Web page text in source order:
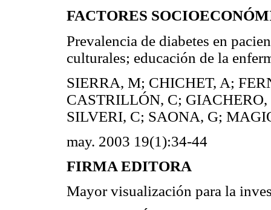
FACTORES
Prevalencia de diabetes en
culturales; educación de la
SIERRA, M; CHICHET, A;
CASTRILLÓN, C;
SILVERI, C; SAONA, G;
may. 2003 19(1):34-44
FIRMA EDITORA
Mayor visualización para la